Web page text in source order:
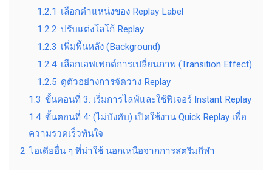
1.2.1 เลือกตำแหน่งของ Replay Label
1.2.2 ปรับแต่งโลโก้ Replay
1.2.3 เพิ่มพื้นหลัง (Background)
1.2.4 เลือกเอฟเฟกต์การเปลี่ยนภาพ (Transition Effect)
1.2.5 ดูตัวอย่างการจัดวาง Replay
1.3 ขั้นตอนที่ 3: เริ่มการไลฟ์และใช้ฟีเจอร์ Instant Replay
1.4 ขั้นตอนที่ 4: (ไม่บังคับ) เปิดใช้งาน Quick Replay เพื่อ
ความรวดเร็วทันใจ
2 ไอเดียอื่น ๆ ที่น่าใช้ นอกเหนือจากการสตรีมกีฬา